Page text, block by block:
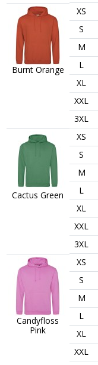
Burnt Orange
XS
S
M
L
XL
XXL
3XL
Cactus Green
XS
S
M
L
XL
XXL
3XL
Candyfloss
Pink
XS
S
M
L
XL
XXL